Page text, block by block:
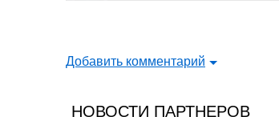
Добавить комментарий